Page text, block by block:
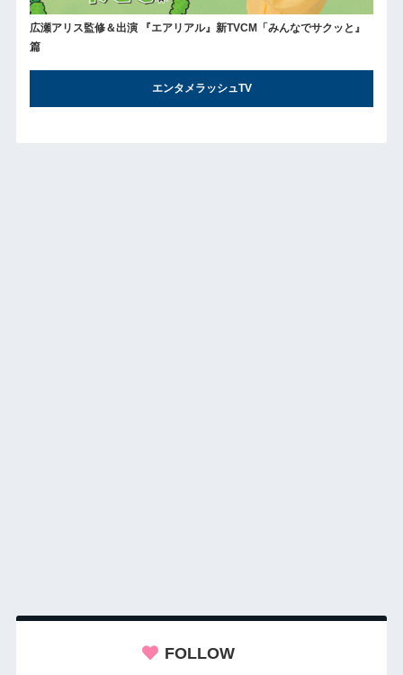
広瀬アリス監修＆出演 『エアリアル』新TVCM「みんなでサクッと』
篇
エンタメラッシュTV
FOLLOW